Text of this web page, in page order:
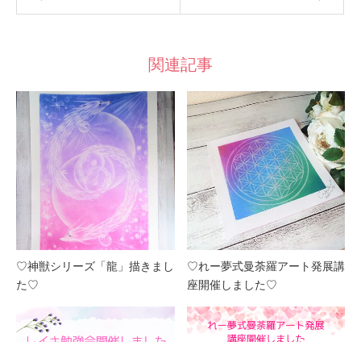
関連記事
♡神獣シリーズ「龍」描きまし
た♡
♡れー夢式曼荼羅アート発展講
座開催しました♡